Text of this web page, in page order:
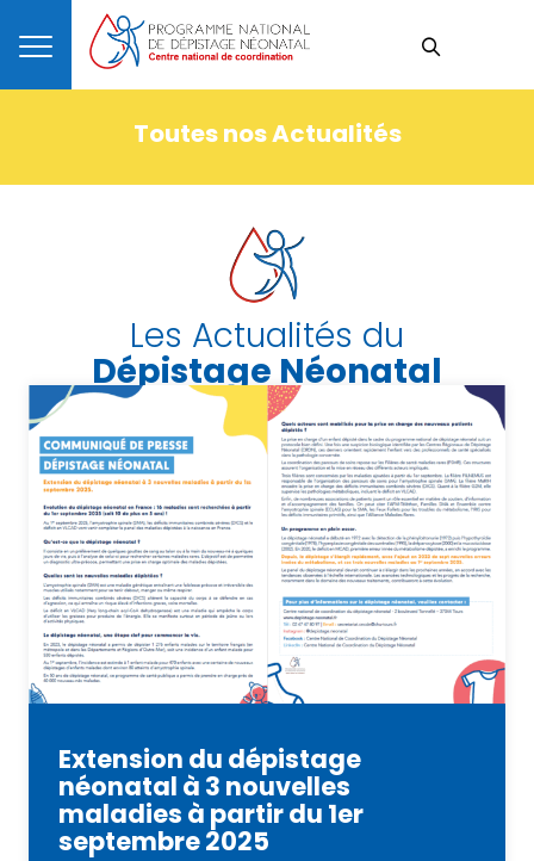
Toutes nos Actualités
Les Actualités du
Dépistage Néonatal
Extension du dépistage
néonatal à 3 nouvelles
maladies à partir du 1er
septembre 2025